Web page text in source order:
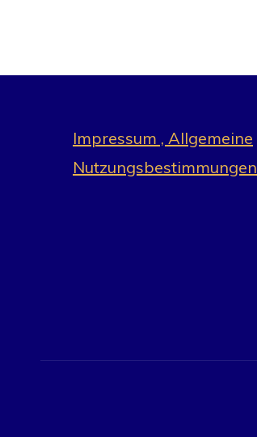
Impressum , Allgemeine
Nutzungsbestimmungen